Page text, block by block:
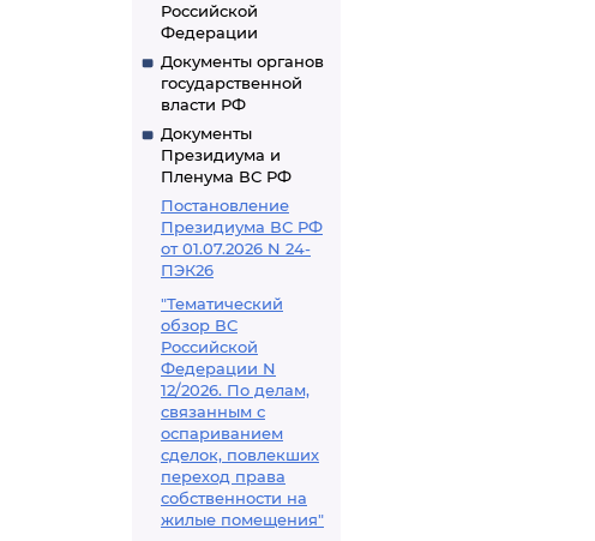
Российской
Федерации
Документы органов
государственной
власти РФ
Документы
Президиума и
Пленума ВС РФ
Постановление
Президиума ВС РФ
от 01.07.2026 N 24-
ПЭК26
"Тематический
обзор ВС
Российской
Федерации N
12/2026. По делам,
связанным с
оспариванием
сделок, повлекших
переход права
собственности на
жилые помещения"